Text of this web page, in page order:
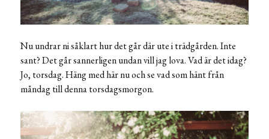
Nu undrar ni såklart hur det går där ute i trädgården. Inte
sant? Det går sannerligen undan vill jag lova. Vad är det idag?
Jo, torsdag. Häng med här nu och se vad som hänt från
måndag till denna torsdagsmorgon.